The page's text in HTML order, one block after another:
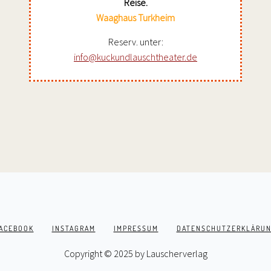
Waaghaus Turkheim
Reserv. unter:
info@kuckundlauschtheater.de
INSTAGRAM IMPRESSUM
Copyright © 2025 by Lauscherverlag